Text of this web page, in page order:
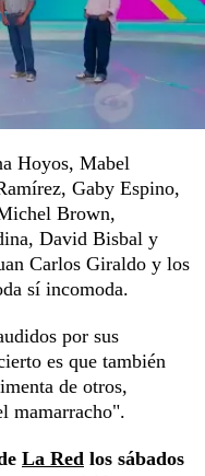
Hoyos, Mabel
Gaby Espino,
Brown,
David Bisbal y
Carlos Giraldo y los
sí incomoda.
por sus
es que también
de otros,
mamarracho".
La Red los sábados